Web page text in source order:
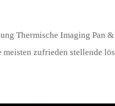
Thermische Imaging Pan
zufrieden stellende